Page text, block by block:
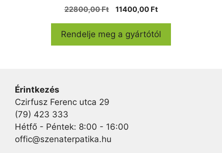
0
a
-
ő
22800,00Ft
Original
22800,00 Ft.
11400,00 FtCurrent
is:
11400,00 Ft.
Rendelje meg a gyártótól
Érintkezés
Czirfusz Ferenc utca 29
(79) 423 333
Hétfő - Péntek: 8:00 - 16:00
offic@szenaterpatika.hu